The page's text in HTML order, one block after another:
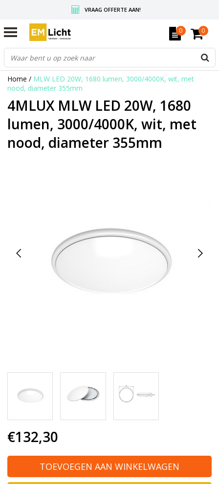
VRAAG OFFERTE AAN!
GRATIS VERZENDING BOVEN DE € 350,-
WEDERVERKOPERS KRIJGEN ALTIJD KORTING, INFORMEER!
0 0
Home / MLW LED 20W, 1680 lumen, 3000/4000K, wit, met
nood, diameter 355mm
4MLUX MLW LED 20W, 1680
lumen, 3000/4000K, wit, met
nood, diameter 355mm
€132,30
TOEVOEGEN AAN WINKELWAGEN